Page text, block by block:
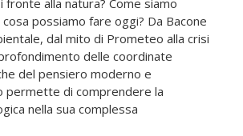
fronte alla natura? Come siamo
possiamo fare oggi? Da Bacone
dal mito di Prometeo alla crisi
delle coordinate
del pensiero moderno e
permette di comprendere la
nella sua complessa